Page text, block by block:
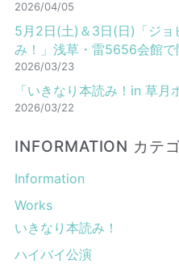
2026/04/05
5月2日(土)＆3日(日)「ジョ
み！」浅草・雷5656会館で
2026/03/23
「いきなり本読み！in 草月
2026/03/22
INFORMATION カテ
Information
Works
いきなり本読み！
ハイバイ公演